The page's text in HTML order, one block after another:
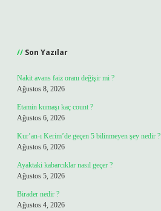
Son Yazılar
Nakit avans faiz oranı değişir mi ?
Ağustos 8, 2026
Etamin kumaşı kaç count ?
Ağustos 6, 2026
Kur’an-ı Kerim’de geçen 5 bilinmeyen şey nedir ?
Ağustos 6, 2026
Ayaktaki kabarcıklar nasıl geçer ?
Ağustos 5, 2026
Birader nedir ?
Ağustos 4, 2026